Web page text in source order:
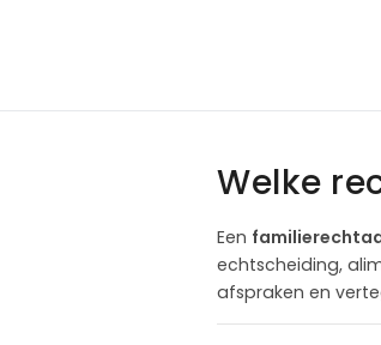
Welke
Een
echtscheiding,
afspraken en